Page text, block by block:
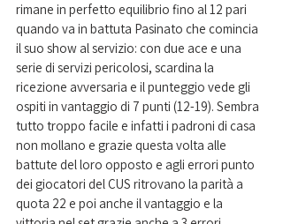
rimane in perfetto equilibrio fino al 12 pari
quando va in battuta Pasinato che comincia
il suo show al servizio: con due ace e una
serie di servizi pericolosi, scardina la
ricezione avversaria e il punteggio vede gli
ospiti in vantaggio di 7 punti (12-19). Sembra
tutto troppo facile e infatti i padroni di casa
non mollano e grazie questa volta alle
battute del loro opposto e agli errori punto
dei giocatori del CUS ritrovano la parità a
quota 22 e poi anche il vantaggio e la